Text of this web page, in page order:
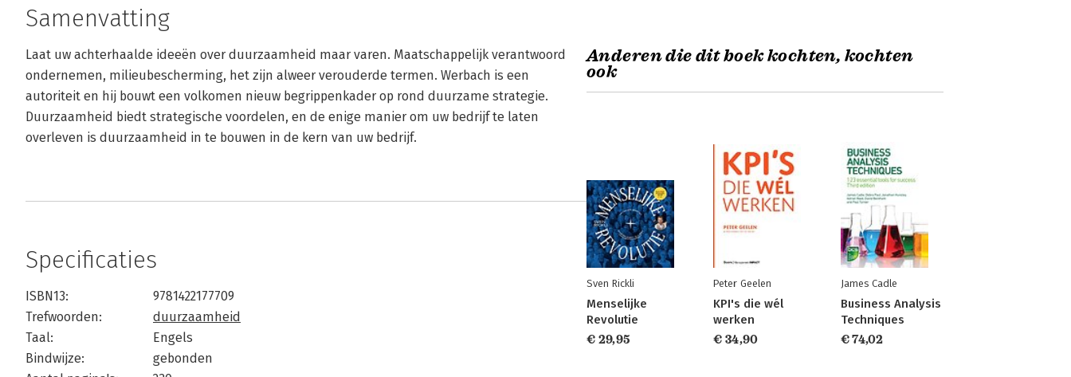
Samenvatting
Laat uw achterhaalde ideeën over duurzaamheid maar varen. Maatschappelijk verantwoord
ondernemen, milieubescherming, het zijn alweer verouderde termen. Werbach is een
autoriteit en hij bouwt een volkomen nieuw begrippenkader op rond duurzame strategie.
Duurzaamheid biedt strategische voordelen, en de enige manier om uw bedrijf te laten
overleven is duurzaamheid in te bouwen in de kern van uw bedrijf.
Specificaties
ISBN13:
9781422177709
Trefwoorden:
duurzaamheid
Taal:
Engels
Bindwijze:
gebonden
Anderen die dit boek kochten, kochten
ook
Sven Rickli
Menselijke
Revolutie
€ 29,95
Peter Geelen
KPI's die wél
werken
€ 34,90
James Cadle
Business Analysis
Techniques
€ 74,02